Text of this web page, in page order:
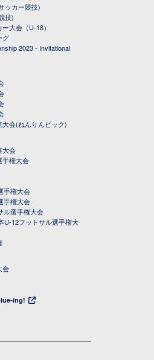
ッカー競技)
技)
大会（U-18）
グ
2023 - Invitational
会(ねんりんピック)
大会
手権大会
手権大会
手権大会
ル選手権大会
U-12フットサル選手権大
会
ing!